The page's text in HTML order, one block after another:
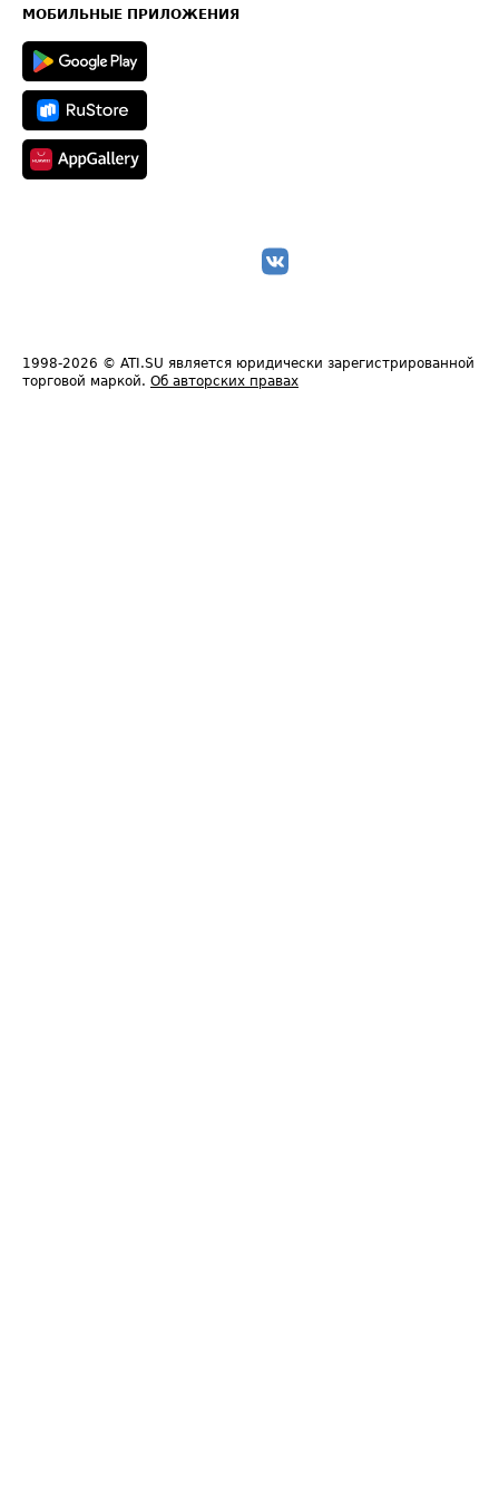
Техническая информация
МОБИЛЬНЫЕ ПРИЛОЖЕНИЯ
1998-2026 © ATI.SU является юридически зарегистрированной
торговой маркой. Об авторских правах